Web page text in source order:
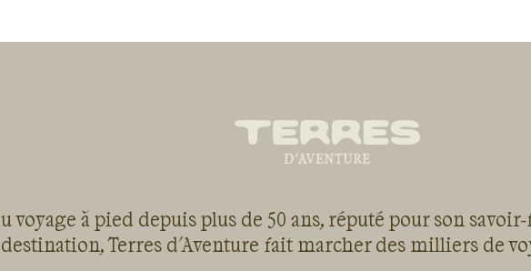
voyage à pied depuis plus de 50 ans, réputé pour son
Terres d'Aventure fait marcher des milliers de